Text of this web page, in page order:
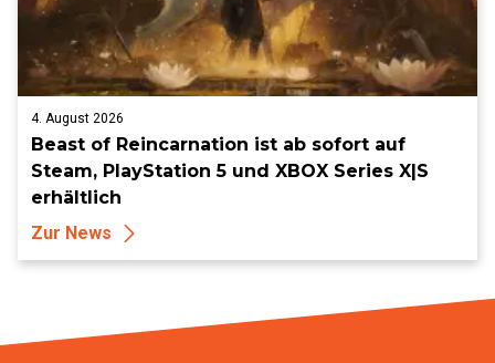
4. August 2026
Beast of Reincarnation ist ab sofort auf
Steam, PlayStation 5 und XBOX Series X|S
erhältlich
Zur News